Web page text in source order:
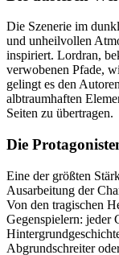
Die Szenerie im
und unheilvollen
inspiriert. Lordran,
verwobenen Pfade,
gelingt es den
albtraumhaften
Seiten zu übertragen.
Die
Eine der größten
Ausarbeitung der
Von den tragischen
Gegenspielern: jeder
Abgrundschreiter